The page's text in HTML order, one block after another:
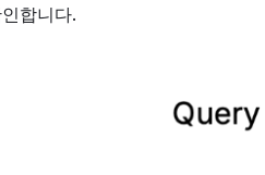
합니다.